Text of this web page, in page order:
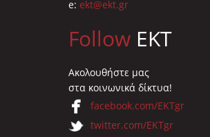
e: ekt@ekt.gr
Follow EKT
Ακολουθήστε μας
στα κοινωνικά δίκτυα!
facebook.com/EKTgr
twitter.com/EKTgr